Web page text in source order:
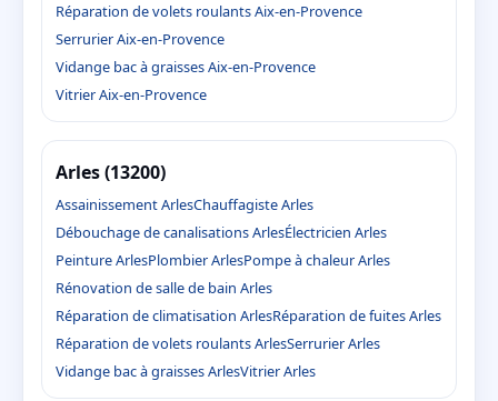
Réparation de volets roulants Aix-en-Provence
Serrurier Aix-en-Provence
Vidange bac à graisses Aix-en-Provence
Vitrier Aix-en-Provence
Arles (13200)
Assainissement ArlesChauffagiste Arles
Débouchage de canalisations ArlesÉlectricien Arles
Peinture ArlesPlombier ArlesPompe à chaleur Arles
Rénovation de salle de bain Arles
Réparation de climatisation ArlesRéparation de fuites Arles
Réparation de volets roulants ArlesSerrurier Arles
Vidange bac à graisses ArlesVitrier Arles